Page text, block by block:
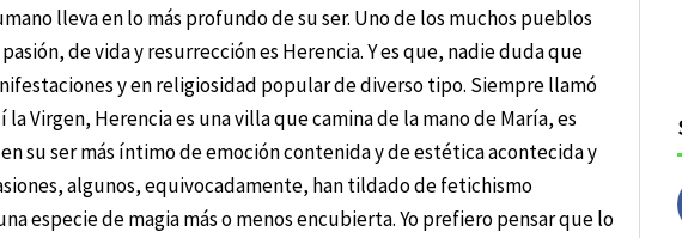
lleva en lo más profundo de su ser. Uno de los muchos pueblos
de vida y resurrección es Herencia. Y es que, nadie duda que
y en religiosidad popular de diverso tipo. Siempre llamó
Virgen, Herencia es una villa que camina de la mano de María, es
su ser más íntimo de emoción contenida y de estética acontecida y
algunos, equivocadamente, han tildado de fetichismo
especie de magia más o menos encubierta. Yo prefiero pensar que lo